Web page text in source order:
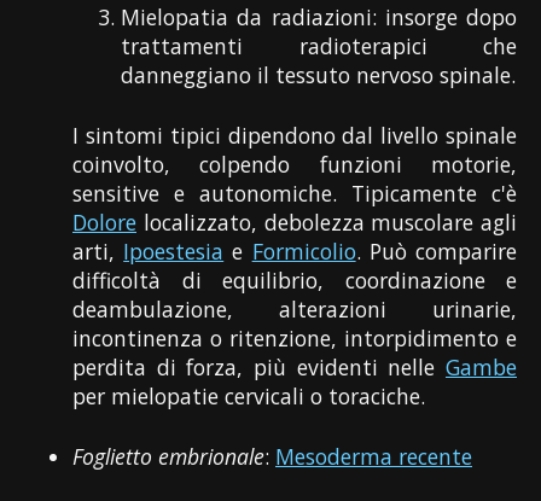
Mielopatia da radiazioni: insorge dopo
trattamenti radioterapici che
danneggiano il tessuto nervoso spinale.
I sintomi tipici dipendono dal livello spinale
coinvolto, colpendo funzioni motorie,
sensitive e autonomiche. Tipicamente c'è
Dolore localizzato, debolezza muscolare agli
arti, Ipoestesia e Formicolio. Può comparire
difficoltà di equilibrio, coordinazione e
deambulazione, alterazioni urinarie,
incontinenza o ritenzione, intorpidimento e
perdita di forza, più evidenti nelle Gambe
per mielopatie cervicali o toraciche.
Foglietto embrionale: Mesoderma recente